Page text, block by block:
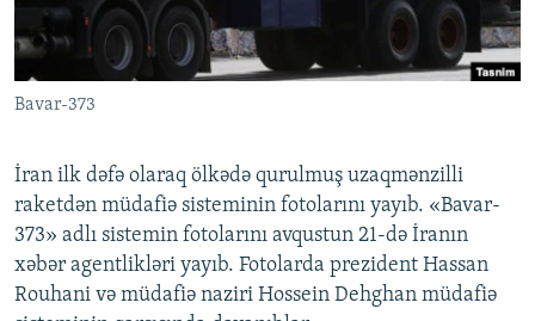
İNFOQRAFIKA
KARIKATURA
AZƏRBAYCAN ƏDƏBIYYATI KITABXANASI
İSLAM VƏ DEMOKRATIYA
İZ - MƏDƏNIYYƏT PROQRAMI
MISSIYAMIZ
PEŞƏ ETIKASI VƏ JURNALISTIKA STANDARTLARIMIZ
MATERIALLARIMIZDAN ISTIFADƏ
BIZIMLƏ ƏLAQƏ
XƏBƏR BÜLLETENLƏRIMIZ
BIZI IZLƏ
Bavar-373
İran ilk dəfə olaraq ölkədə qurulmuş uzaqmənzilli
raketdən müdafiə sisteminin fotolarını yayıb. «Bavar-
373» adlı sistemin fotolarını avqustun 21-də İranın
xəbər agentlikləri yayıb. Fotolarda prezident Hassan
Rouhani və müdafiə naziri Hossein Dehghan müdafiə